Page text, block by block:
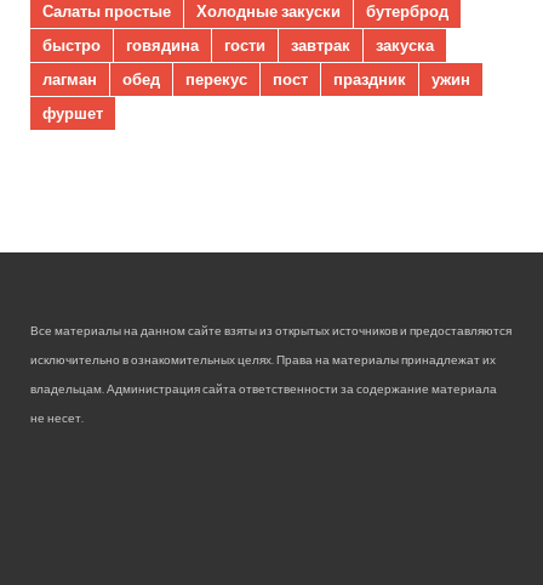
Салаты простые
Холодные закуски
бутерброд
быстро
говядина гости завтрак
закуска
лагман
обед перекус пост праздник
ужин
фуршет
Все материалы на данном сайте взяты из открытых источников и предоставляются
исключительно в ознакомительных целях. Права на материалы принадлежат их
владельцам. Администрация сайта ответственности за содержание материала
не несет.